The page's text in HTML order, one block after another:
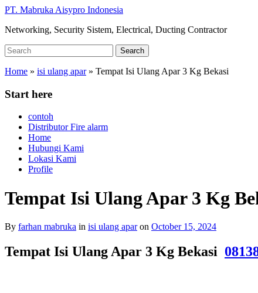
Skip
main
PT. Mabruka Aisypro Indonesia
Networking, Security Sistem, Electrical, Ducting Contractor
Search
for:
Search
Home » isi ulang apar» Tempat Isi Ulang Apar 3 Kg Bekasi
Start here
contoh
Distributor Fire alarm
Home
Hubungi Kami
Lokasi Kami
Profile
Tempat Isi Ulang Apar 3 Kg
By farhan mabruka in isi ulang aparon October 15, 2024
Tempat Isi Ulang Apar 3 Kg Bekasi